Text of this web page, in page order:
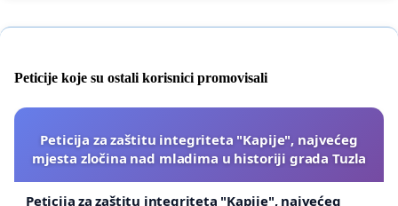
Peticije koje su ostali korisnici promovisali
Peticija za zaštitu integriteta "Kapije", najvećeg
mjesta zločina nad mladima u historiji grada Tuzla
Peticija za zaštitu integriteta "Kapije", najvećeg